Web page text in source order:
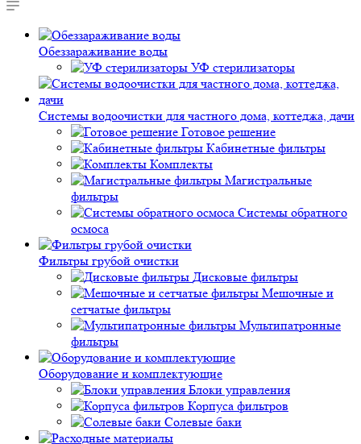
Обеззараживание воды
УФ стерилизаторы
Системы водоочистки для частного дома, коттеджа, дачи
Готовое решение
Кабинетные фильтры
Комплекты
Магистральные
фильтры
Системы обратного
осмоса
Фильтры грубой очистки
Дисковые фильтры
Мешочные и
сетчатые фильтры
Мультипатронные
фильтры
Оборудование и комплектующие
Блоки управления
Корпуса фильтров
Солевые баки